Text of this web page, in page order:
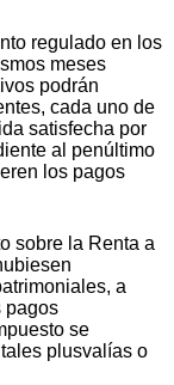
regulado en los
meses
podrán
cada uno de
satisfecha por
al penúltimo
los pagos
sobre la Renta a
a
pagos
se
plusvalías o